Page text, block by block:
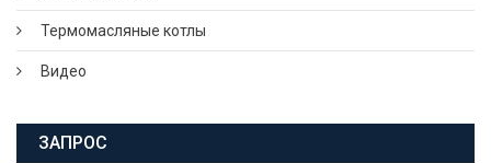
Термомасляные котлы
Видео
ЗАПРОС